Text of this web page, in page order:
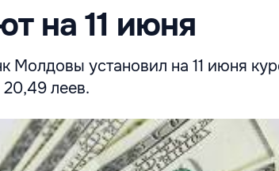
на 11 июня
Молдовы установил на 11 июня
20,49 леев.